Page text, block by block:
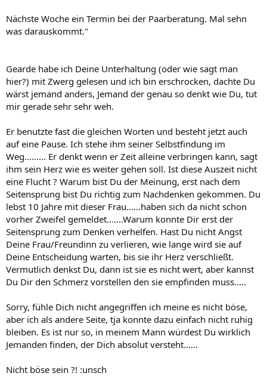
Nächste Woche ein Termin bei der Paarberatung. Mal sehn
was darauskommt."
Gearde habe ich Deine Unterhaltung (oder wie sagt man
hier?) mit Zwerg gelesen und ich bin erschrocken, dachte Du
wärst jemand anders, Jemand der genau so denkt wie Du, tut
mir gerade sehr sehr weh.
Er benutzte fast die gleichen Worten und besteht jetzt auch
auf eine Pause. Ich stehe ihm seiner Selbstfindung im
Weg......... Er denkt wenn er Zeit alleine verbringen kann, sagt
ihm sein Herz wie es weiter gehen soll. Ist diese Auszeit nicht
eine Flucht ? Warum bist Du der Meinung, erst nach dem
Seitensprung bist Du richtig zum Nachdenken gekommen. Du
lebst 10 Jahre mit dieser Frau......haben sich da nicht schon
vorher Zweifel gemeldet.......Warum konnte Dir erst der
Seitensprung zum Denken verhelfen. Hast Du nicht Angst
Deine Frau/Freundinn zu verlieren, wie lange wird sie auf
Deine Entscheidung warten, bis sie ihr Herz verschließt.
Vermutlich denkst Du, dann ist sie es nicht wert, aber kannst
Du Dir den Schmerz vorstellen den sie empfinden muss.....
Sorry, fühle Dich nicht angegriffen ich meine es nicht böse,
aber ich als andere Seite, tja konnte dazu einfach nicht ruhig
bleiben. Es ist nur so, in meinem Mann würdest Du wirklich
Jemanden finden, der Dich absolut versteht......
Nicht böse sein ?! :unsch